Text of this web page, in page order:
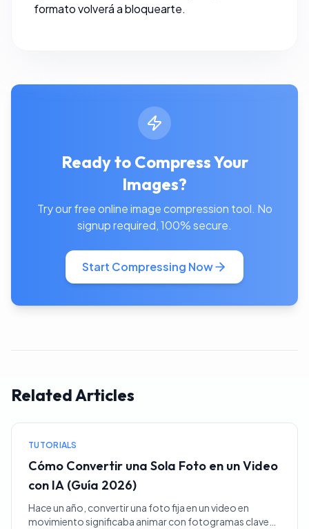
formato volverá a bloquearte.
Ready to Compress Your
Images?
Try our free online image compression tool. No
signup required, 100% secure.
Start Compressing Now
Related Articles
TUTORIALS
Cómo Convertir una Sola Foto en un Video
con IA (Guía 2026)
Hace un año, convertir una foto fija en un video en
movimiento significaba animar con fotogramas clave